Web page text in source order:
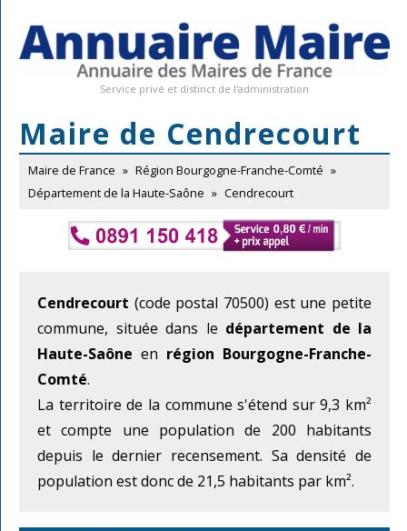
Service privé et distinct de l'administration
Maire de Cendrecourt
Maire de France » Région Bourgogne-Franche-Comté »
Département de la Haute-Saône » Cendrecourt
Cendrecourt (code postal 70500) est une petite
commune, située dans le département de la
Haute-Saône en région Bourgogne-Franche-
Comté.
La territoire de la commune s'étend sur 9,3 km²
et compte une population de 200 habitants
depuis le dernier recensement. Sa densité de
population est donc de 21,5 habitants par km².